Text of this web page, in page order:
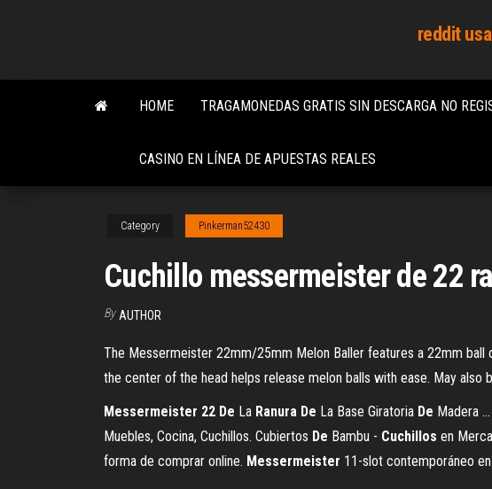
content
reddit
HOME TRAGAMONEDAS GRATIS SIN DESCARGA NO
CASINO EN LÍNEA DE APUESTAS REALES
Category Pinkerman52430
Cuchillo messermeister de 22
By AUTHOR
The Messermeister 22mm/25mm Melon Baller features a 22mm
the center of the head helps release melon balls with ease. May also
Messermeister 22 De La Ranura De La Base Giratoria De Madera
Muebles, Cocina, Cuchillos. Cubiertos De Bambu - Cuchillos en
forma de comprar online. Messermeister 11-slot contemporáneo